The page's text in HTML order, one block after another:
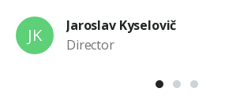
JK
Jaroslav Kyselovič
Director